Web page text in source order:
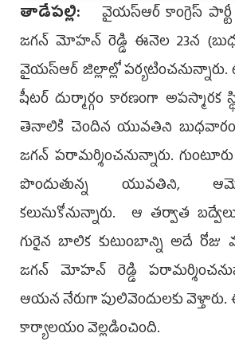
తాడేప‌ల్లి: వైయ‌స్ఆర్ కాంగ్రెస్
జ‌గ‌న్ మోహ‌న్ రెడ్డి ఈనెల 23న
వైయస్ఆర్ జిల్లాల్లో ప‌ర్య‌టించ‌నున్నారు.
షీటర్ దుర్మార్గం కారణంగా అపస్మారక
తెనాలికి చెందిన యువతిని
జగన్ పరామర్శించనున్నారు.
పొందుతున్న యువతిని,
కలుసుకోనున్నారు. ఆ తర్వాత
గురైన బాలిక కుటుంబాన్ని అదే
జగన్ మోహన్ రెడ్డి
ఆయన నేరుగా పులివెందులకు వెళ్తారు.
కార్యాలయం వెల్లడించింది.